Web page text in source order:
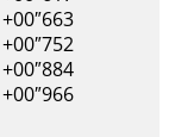
+00″663
+00″752
+00″884
+00″966